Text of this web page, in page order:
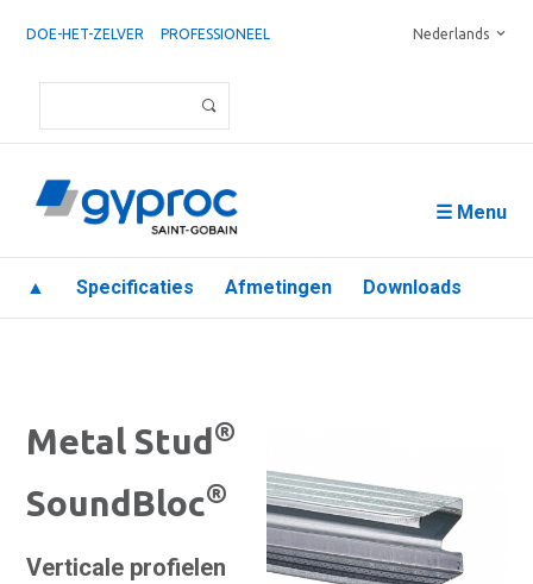
DOE-HET-ZELVER PROFESSIONEEL Nederlands
☰ Menu
▲ Specificaties Afmetingen Downloads
Metal Stud ®
SoundBloc®
Verticale profielen